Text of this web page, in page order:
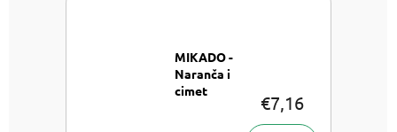
MIKADO -
Naranča i
cimet
€7,16